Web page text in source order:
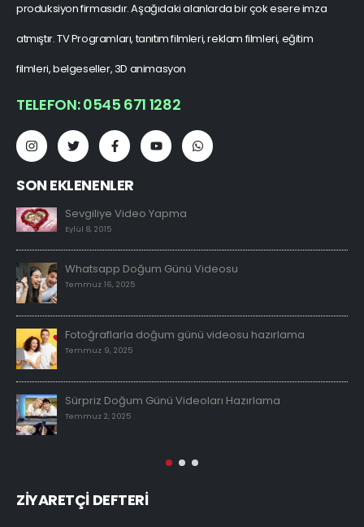
produksiyon firmasıdır. Aşağıdaki alanlarda bir çok esere imza
atmıştır. TV Programları, tanıtım filmleri, reklam filmleri, eğitim
filmleri, belgeseller, 3D animasyon
TELEFON: 0545 671 1282
SON EKLENENLER
Sevgiliye Video Yapma
Eylül 8, 2015
Whatsapp Doğum Günü Videosu
Temmuz 16, 2025
Fotoğraflarla doğum günü videosu hazırlama
Temmuz 9, 2025
Sürpriz Doğum Günü Videoları Hazırlama
Temmuz 2, 2025
ZİYARETÇİ DEFTERİ